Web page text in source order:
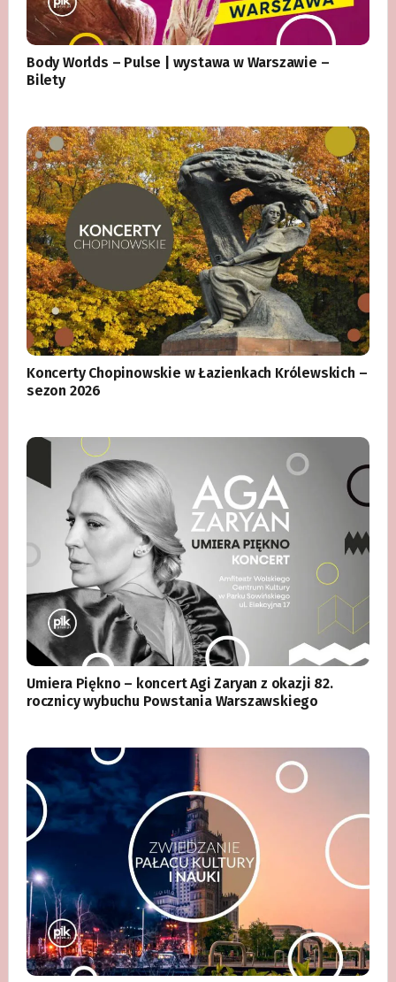
Body Worlds – Pulse | wystawa w Warszawie –
Bilety
Koncerty Chopinowskie w Łazienkach Królewskich –
sezon 2026
Umiera Piękno – koncert Agi Zaryan z okazji 82.
rocznicy wybuchu Powstania Warszawskiego